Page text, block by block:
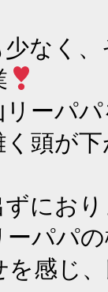
でカッ
ずっ
リー
ちゃん
ピンク